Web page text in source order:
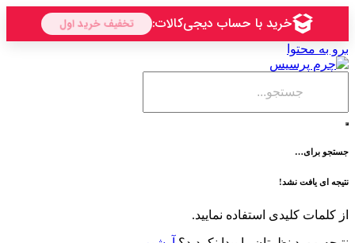
نشد!
کلیدی استفاده نمایید.